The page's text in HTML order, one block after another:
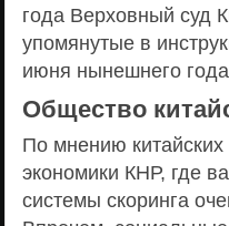
года Верховный суд
упомянутые в
июня нынешнего
Общество
По мнению китайских
экономики КНР, где
системы скоринга